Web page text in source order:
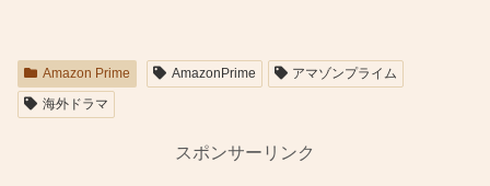
Amazon Prime AmazonPrime
アマゾンプライム
海外ドラマ
スポンサーリンク